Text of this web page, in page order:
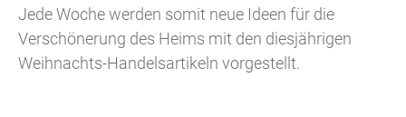
Jede Woche werden somit neue Ideen für die
Verschönerung des Heims mit den diesjährigen
Weihnachts-Handelsartikeln vorgestellt.